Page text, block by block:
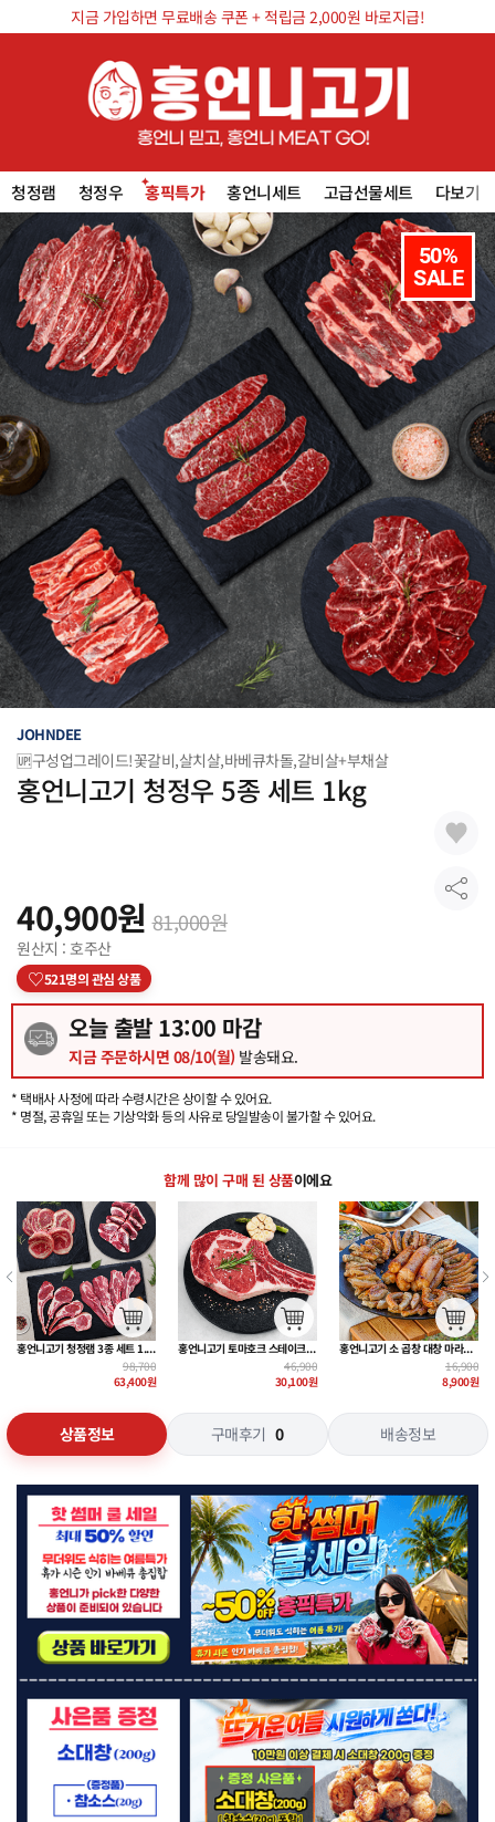
지금 가입하면 무료배송 쿠폰 + 적립금 2,000원 바로지급!
청정램 청정우 홍픽특가 홍언니세트 고급선물세트 다보기
50%
SALE
JOHNDEE
🆙구성업그레이드!꽃갈비,살치살,바베큐차돌,갈비살+부채살
홍언니고기 청정우 5종 세트 1kg
40,900원 81,000원
원산지 : 호주산
♡521명의 관심 상품
오늘 출발 13:00 마감
지금 주문하시면 08/10(월) 발송돼요.
* 택배사 사정에 따라 수령시간은 상이할 수 있어요.
* 명절, 공휴일 또는 기상악화 등의 사유로 당일발송이 불가할 수 있어요.
함께 많이 구매 된 상품이에요
홍언니고기 소 곱창 대창 마라곱창 180g~
16,900
8,900원
홍언니고기 우대갈비 500g + 특제 갈비양념 300g
33,900
22,900원
홍언니고기 다있소 세트 2.7kg
199,600
109,900원
상품정보 구매후기 0 배송정보